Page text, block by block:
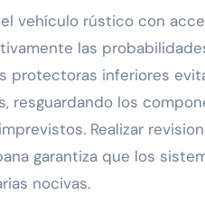
vehículo rústico con
las
protectoras inferiores
resguardando los
Realizar
garantiza que los
nocivas.